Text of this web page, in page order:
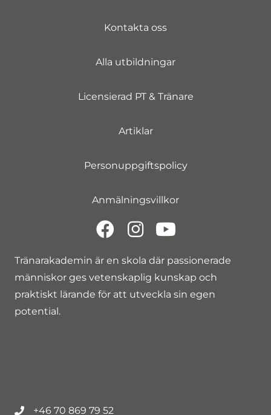
+46 70 869 79 52
Tränarakademin är en skola där passionerade
människor ges vetenskaplig kunskap och
praktiskt lärande för att utveckla sin egen
potential.
Kontakta oss
Alla utbildningar
Licensierad PT & Tränare
Artiklar
Personuppgiftspolicy
Anmälningsvillkor